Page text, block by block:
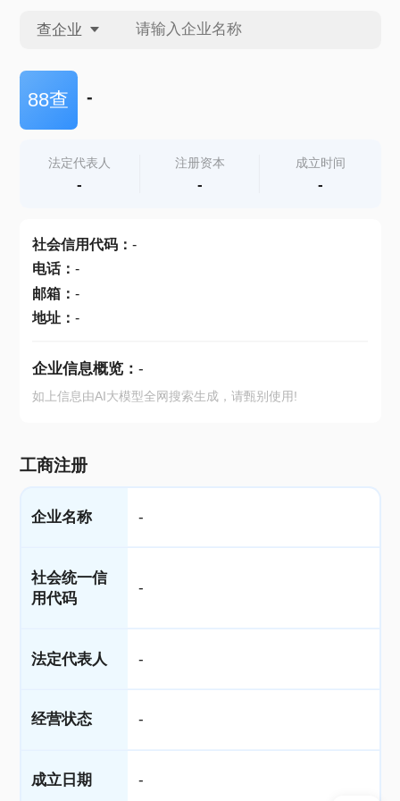
查企业
查企业
查产地
88查 -
法定代表人
-
注册资本
-
成立时间
-
社会信用代码： -
电话： -
邮箱： -
地址： -
企业信息概览： -
如上信息由AI大模型全网搜索生成，请甄别使用!
工商注册
企业名称 -
社会统一信
用代码
-
法定代表人 -
经营状态 -
成立日期 -